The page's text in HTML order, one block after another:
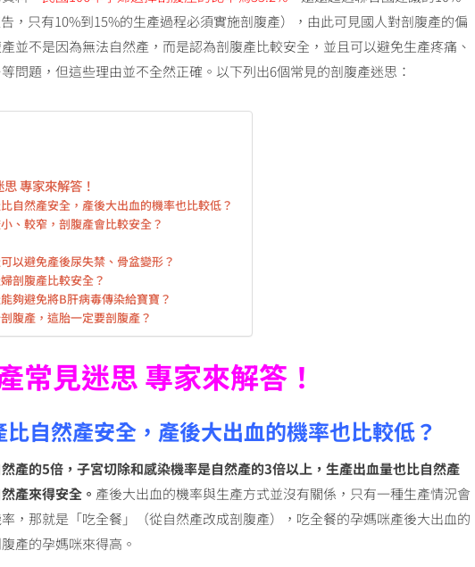
，只有10%到15%的生產過程必須實施剖腹產），由此可見國人對剖腹產的偏
並不是因為無法自然產，而是認為剖腹產比較安全，並且可以避免生產疼痛、
問題，但這些理由並不全然正確。以下列出6個常見的剖腹產迷思：
專家來解答！
自然產安全，產後大出血的機率也比較低？
、較窄，剖腹產會比較安全？
以避免產後尿失禁、骨盆變形？
剖腹產比較安全？
夠避免將B肝病毒傳染給寶寶？
腹產，這胎一定要剖腹產？
常見迷思 專家來解答！
自然產安全，產後大出血的機率也比較低？
產的5倍，子宮切除和感染機率是自然產的3倍以上，生產出血量也比自然產
產來得安全。 產後大出血的機率與生產方式並沒有關係，只有一種生產情況會
，那就是「吃全餐」（從自然產改成剖腹產），吃全餐的孕媽咪產後大出血的
產的孕媽咪來得高。